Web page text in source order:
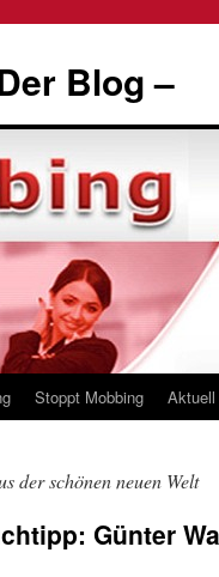
Blog –
Stoppt Mobbing Aktuell
der schönen neuen Welt
Günter